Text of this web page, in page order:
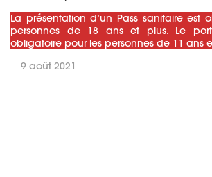
La présentation d’un Pass sanitaire est
personnes de 18 ans et plus. Le
obligatoire pour les personnes de 11 ans
9 août 2021